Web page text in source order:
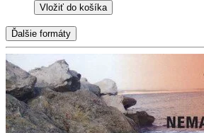
Vložiť do košíka
Ďalšie formáty